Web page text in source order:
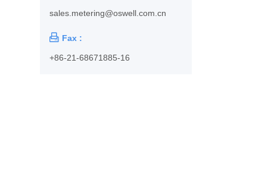
sales.metering@oswell.com.cn
 Fax :
+86-21-68671885-16